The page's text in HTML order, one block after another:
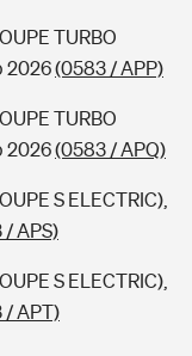
TURBO
2026(0583 / APP)
TURBO
2026(0583 / APQ)
S ELECTRIC),
APS)
S ELECTRIC),
/ APT)